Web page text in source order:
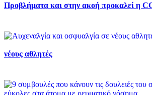
Προβλήματα και στην ακοή προκαλεί η
νέους αθλητές